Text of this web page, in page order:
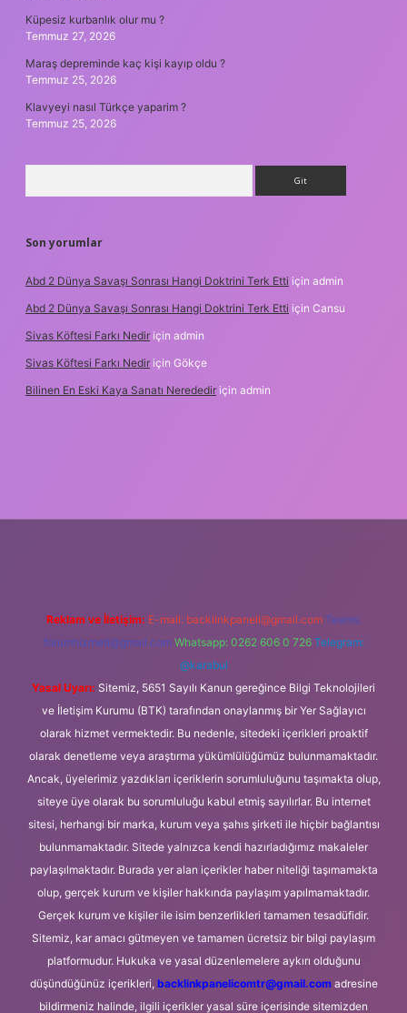
Küpesiz kurbanlık olur mu ?
Temmuz 27, 2026
Maraş depreminde kaç kişi kayıp oldu ?
Temmuz 25, 2026
Klavyeyi nasıl Türkçe yaparim ?
Temmuz 25, 2026
Son yorumlar
Abd 2 Dünya Savaşı Sonrası Hangi Doktrini Terk Etti için admin
Abd 2 Dünya Savaşı Sonrası Hangi Doktrini Terk Etti için Cansu
Sivas Köftesi Farkı Nedir için admin
Sivas Köftesi Farkı Nedir için Gökçe
Bilinen En Eski Kaya Sanatı Nerededir için admin
Reklam ve İletişim: E-mail: backlinkpaneli@gmail.com Teams:
forumhizmeti@gmail.com Whatsapp: 0262 606 0 726 Telegram:
@karabul
Yasal Uyarı: Sitemiz, 5651 Sayılı Kanun gereğince Bilgi Teknolojileri
ve İletişim Kurumu (BTK) tarafından onaylanmış bir Yer Sağlayıcı
olarak hizmet vermektedir. Bu nedenle, sitedeki içerikleri proaktif
olarak denetleme veya araştırma yükümlülüğümüz bulunmamaktadır.
Ancak, üyelerimiz yazdıkları içeriklerin sorumluluğunu taşımakta olup,
siteye üye olarak bu sorumluluğu kabul etmiş sayılırlar. Bu internet
sitesi, herhangi bir marka, kurum veya şahıs şirketi ile hiçbir bağlantısı
bulunmamaktadır. Sitede yalnızca kendi hazırladığımız makaleler
paylaşılmaktadır. Burada yer alan içerikler haber niteliği taşımamakta
olup, gerçek kurum ve kişiler hakkında paylaşım yapılmamaktadır.
Gerçek kurum ve kişiler ile isim benzerlikleri tamamen tesadüfidir.
Sitemiz, kar amacı gütmeyen ve tamamen ücretsiz bir bilgi paylaşım
platformudur. Hukuka ve yasal düzenlemelere aykırı olduğunu
düşündüğünüz içerikleri, backlinkpanelicomtr@gmail.comadresine
bildirmeniz halinde, ilgili içerikler yasal süre içerisinde sitemizden